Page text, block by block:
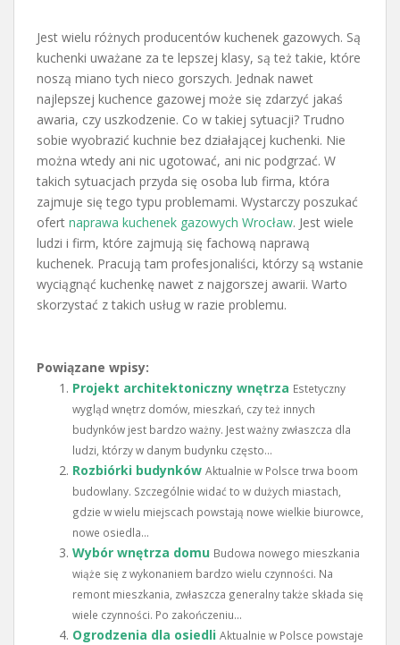
Jest wielu różnych producentów kuchenek gazowych. Są
kuchenki uważane za te lepszej klasy, są też takie, które
noszą miano tych nieco gorszych. Jednak nawet
najlepszej kuchence gazowej może się zdarzyć jakaś
awaria, czy uszkodzenie. Co w takiej sytuacji? Trudno
sobie wyobrazić kuchnie bez działającej kuchenki. Nie
można wtedy ani nic ugotować, ani nic podgrzać. W
takich sytuacjach przyda się osoba lub firma, która
zajmuje się tego typu problemami. Wystarczy poszukać
ofert naprawa kuchenek gazowych Wrocław. Jest wiele
ludzi i firm, które zajmują się fachową naprawą
kuchenek. Pracują tam profesjonaliści, którzy są wstanie
wyciągnąć kuchenkę nawet z najgorszej awarii. Warto
skorzystać z takich usług w razie problemu.
Powiązane wpisy:
Projekt architektoniczny wnętrza Estetyczny
wygląd wnętrz domów, mieszkań, czy też innych
budynków jest bardzo ważny. Jest ważny zwłaszcza dla
ludzi, którzy w danym budynku często...
Rozbiórki budynków Aktualnie w Polsce trwa boom
budowlany. Szczególnie widać to w dużych miastach,
gdzie w wielu miejscach powstają nowe wielkie biurowce,
nowe osiedla...
Wybór wnętrza domu Budowa nowego mieszkania
wiąże się z wykonaniem bardzo wielu czynności. Na
remont mieszkania, zwłaszcza generalny także składa się
wiele czynności. Po zakończeniu...
Ogrodzenia dla osiedli Aktualnie w Polsce powstaje